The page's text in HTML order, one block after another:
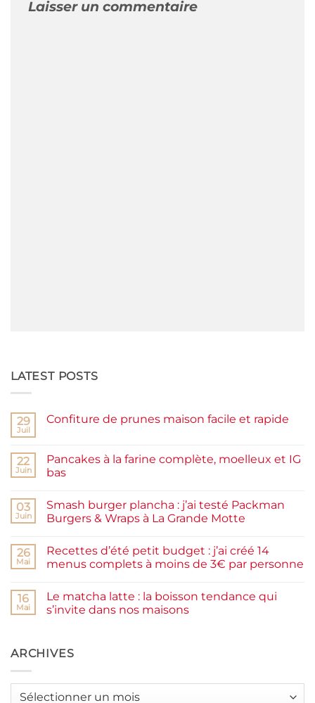
Laisser un commentaire
LATEST POSTS
29
Juil
Confiture de prunes maison facile et rapide
Confiture
de
prunes
et
rapide
22
Juin
Pancakes à la farine complète, moelleux et IG
bas
sur
Pancakes
à
complète,
moelleux
et
03
Juin
Smash burger plancha : j’ai testé Packman
Burgers & Wraps à La Grande Motte
sur
Smash
burger
testé
Packman
Burgers &
Grande
Motte
26
Mai
Recettes d’été petit budget : j’ai créé 14
menus complets à moins de 3€ par personne
sur
Recettes
d’été
j’ai
créé
à
16
Mai
Le matcha latte : la boisson tendance qui
s’invite dans nos maisons
Le
matcha
boisson
ARCHIVES
Archives